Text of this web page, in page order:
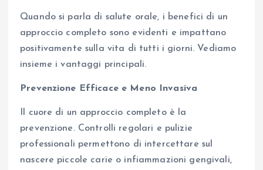
Quando si parla di salute orale, i benefici di un
approccio completo sono evidenti e impattano
positivamente sulla vita di tutti i giorni. Vediamo
insieme i vantaggi principali.
Prevenzione Efficace e Meno Invasiva
Il cuore di un approccio completo è la
prevenzione. Controlli regolari e pulizie
professionali permettono di intercettare sul
nascere piccole carie o infiammazioni gengivali,